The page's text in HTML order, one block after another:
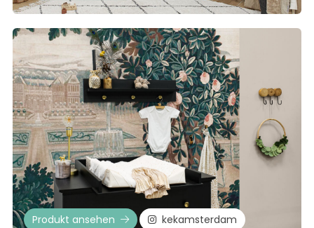
Produkt ansehen kekamsterdam